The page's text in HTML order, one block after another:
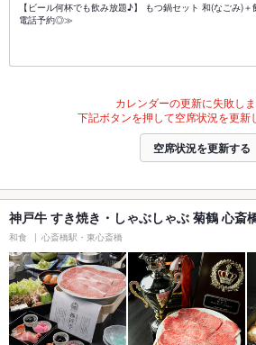
【ビール何杯でも飲み放題♪】 もつ鍋セット 和(なごみ)
電話予約◎≫
カレンダーの更新に失敗しま
下記ボタンを押して空席状況を更新
空席状況を更新する
神戸牛 すき焼き・しゃぶしゃぶ 菊鶴 心斎
和食 心斎橋駅・東心斎橋